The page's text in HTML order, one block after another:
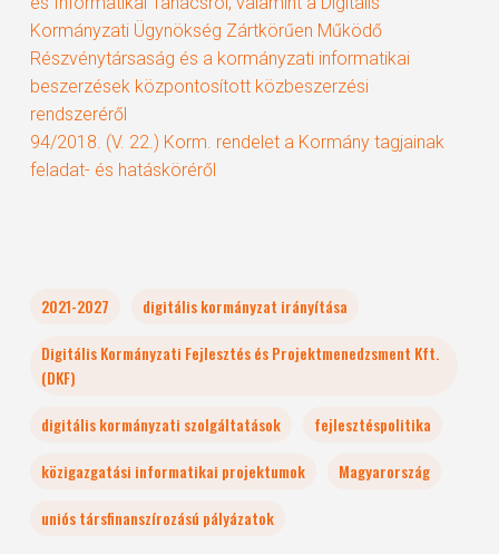
Kormányzati Ügynökség Zártkörűen Működő
Részvénytársaság és a kormányzati informatikai
beszerzések központosított közbeszerzési
rendszeréről
94/2018. (V. 22.) Korm. rendelet a Kormány tagjainak
feladat- és hatásköréről
2021-2027
digitális kormányzat irányítása
Digitális Kormányzati Fejlesztés és Projektmenedzsment Kft.
(DKF)
digitális kormányzati szolgáltatások
fejlesztéspolitika
közigazgatási informatikai projektumok
Magyarország
uniós társfinanszírozású pályázatok